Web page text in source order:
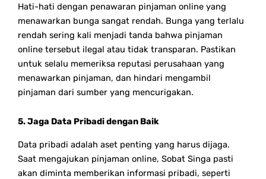
Hati-hati dengan penawaran pinjaman online yang
menawarkan bunga sangat rendah. Bunga yang terlalu
rendah sering kali menjadi tanda bahwa pinjaman
online tersebut ilegal atau tidak transparan. Pastikan
untuk selalu memeriksa reputasi perusahaan yang
menawarkan pinjaman, dan hindari mengambil
pinjaman dari sumber yang mencurigakan.
5. Jaga Data Pribadi dengan Baik
Data pribadi adalah aset penting yang harus dijaga.
Saat mengajukan pinjaman online, Sobat Singa pasti
akan diminta memberikan informasi pribadi, seperti